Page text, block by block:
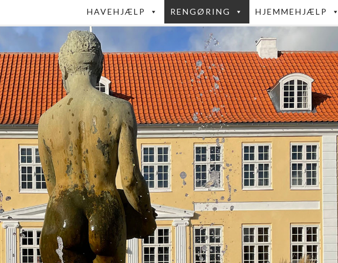
HAVEHJÆLP RENGØRING HJEMMEHJÆLP